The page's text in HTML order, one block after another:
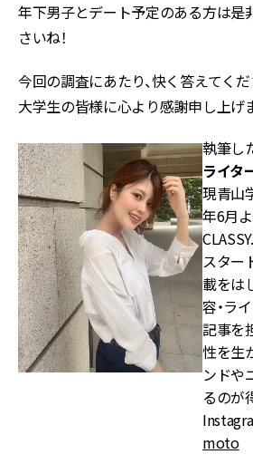
年下男子とデート予定のある方は是
さいね！
今回の調査にあたり、快く答えてく
大学生の皆様に心より感謝申し上げ
執筆し
ライ
現青山
年6月
スター
載をは
容・ラ
記事を
性を生
ンドや
るのが
moto